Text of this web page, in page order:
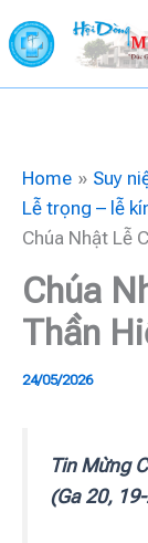
to
content
Home
Suy
Lễ trọng – lễ
Chúa Nhật Lễ
Chúa
Thần
24/05/2026
Tin Mừng
(Ga 20,